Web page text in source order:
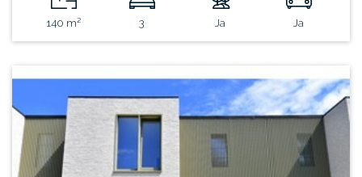
140 m² 3 Ja Ja